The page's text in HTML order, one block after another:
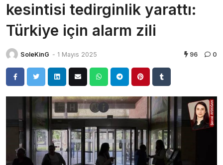
kesintisi tedirginlik yarattı:
Türkiye için alarm zili
SoleKinG - 1 Mayıs 2025 96 0